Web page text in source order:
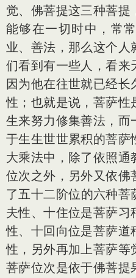
觉、佛菩提这三种菩提
能够在一切时中，常
业、善法，那么这个人
们看到有一些人，看来
因为他在往世就已经
性；也就是说，菩萨性
生来努力修集善法，而
于生生世世累积的菩萨
大乘法中，除了依照通
位次之外，另外又依佛
了五十二阶位的六种
夫性、十住位是菩萨习
性、十回向位是菩萨道
性，另外再加上菩萨等
菩萨位次是依于佛菩提